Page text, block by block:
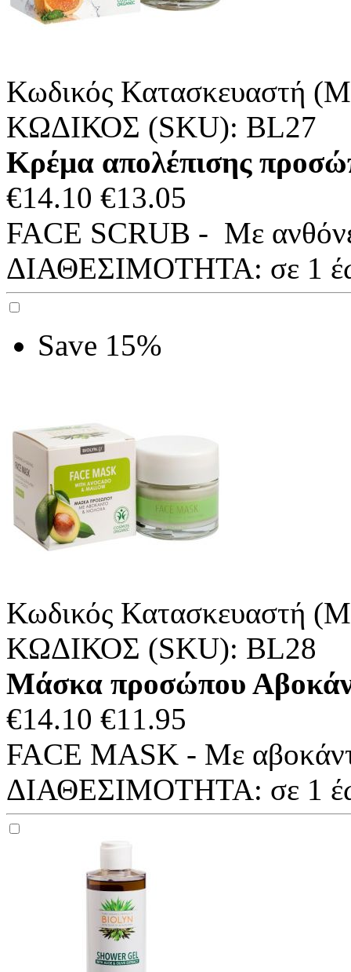
Κωδικός Κατασκευαστή
ΚΩΔΙΚΟΣ (SKU): BL27
Κρέμα απολέπισης
€14.10 €13.05
FACE SCRUB - Με
ΔΙΑΘΕΣΙΜΟΤΗΤΑ: σε 1
Save 15%
Κωδικός Κατασκευαστή
ΚΩΔΙΚΟΣ (SKU): BL28
Μάσκα προσώπου
€14.10 €11.95
FACE MASK - Με
ΔΙΑΘΕΣΙΜΟΤΗΤΑ: σε 1